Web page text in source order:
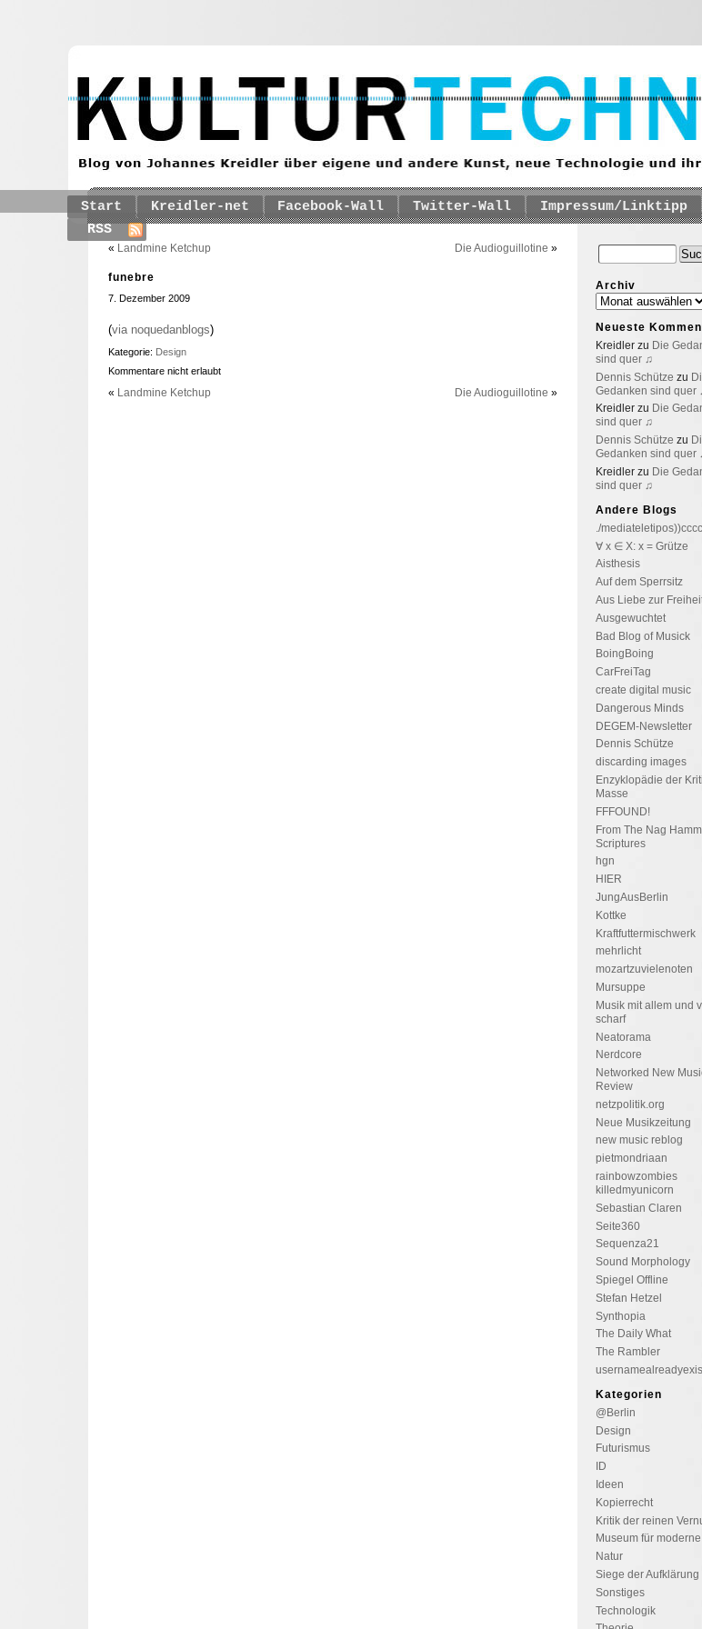
Start Kreidler-net Facebook-Wall Twitter-Wall
Impressum/Linktipp
RSS
« Landmine Ketchup Die Audioguillotine »
funebre
7. Dezember 2009
(via noquedanblogs)
Kategorie: Design
Kommentare nicht erlaubt
« Landmine Ketchup Die Audioguillotine »
Archiv
Neueste
Kreidler zu Die
sind quer ♫
Dennis Schütze zu
Gedanken sind quer
Kreidler zu Die
sind quer ♫
Dennis Schütze zu
Gedanken sind quer
Kreidler zu Die
sind quer ♫
Andere Blogs
./
∀ x ∈ X: x = Grütze
Aisthesis
Auf dem Sperrsitz
Aus Liebe zur
Ausgewuchtet
Bad Blog of Musick
BoingBoing
CarFreiTag
create digital music
Dangerous Minds
DEGEM-Newsletter
Dennis Schütze
discarding images
Enzyklopädie der
Masse
FFFOUND!
From The Nag
Scriptures
hgn
HIER
JungAusBerlin
Kottke
Kraftfuttermischwerk
mehrlicht
mozartzuvielenoten
Mursuppe
Musik mit allem und
scharf
Neatorama
Nerdcore
Networked New
Review
netzpolitik.org
Neue Musikzeitung
new music reblog
pietmondriaan
rainbowzombies
killedmyunicorn
Sebastian Claren
Seite360
Sequenza21
Sound Morphology
Spiegel Offline
Stefan Hetzel
Synthopia
The Daily What
The Rambler
Kategorien
@Berlin
Design
Futurismus
ID
Ideen
Kopierrecht
Kritik der reinen
Museum für
Natur
Siege der Aufklärung
Sonstiges
Technologik